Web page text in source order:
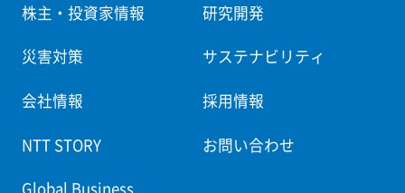
株主・投資家情報 研究開発
災害対策 サステナビリティ
会社情報 採用情報
NTT STORY お問い合わせ